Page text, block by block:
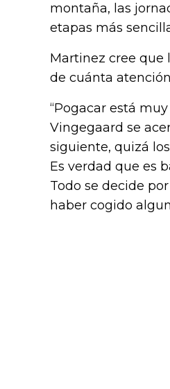
montaña, las
etapas más
Martinez cree que
de cuánta
“Pogacar está
Vingegaard se
siguiente, quizá
Es verdad que es
Todo se decide
haber cogido